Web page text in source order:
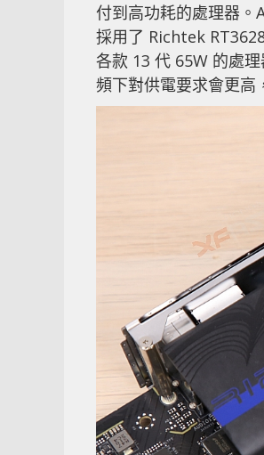
付到高功耗的處理器。
採用了 Richtek
各款 13 代 65W 的處
頻下對供電要求會更高